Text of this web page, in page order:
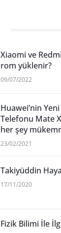
Xiaomi ve
rom yüklenir?
09/07/2022
Huawei’nin
Telefonu Mate
her şey
23/02/2021
Takiyüddin
17/11/2020
Fizik Bilimi İle